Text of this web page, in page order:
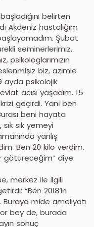
belirten
Akdeniz hastalığım
Şubat
seminerlerimiz,
psikologlarımızın
biz, azimle
ayda psikolojik
acısı yaşadım. 15
geçirdi. Yani ben
beni hayata
sık yemeyi
yanlış
Ben 20 kilo verdim.
götüreceğim” diye
merkez ile ilgili
“Ben 2018’in
Buraya mide ameliyatı
bey de, burada
sonuç